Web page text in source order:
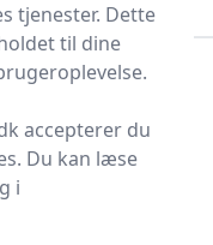
- 7
tjenester. Dette
til dine
accepterer du
Du kan læse
i